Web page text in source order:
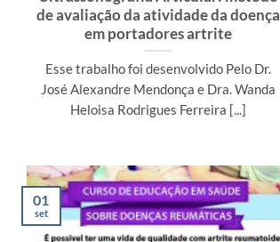
de avaliação da atividade da doença
em portadores artrite
Esse trabalho foi desenvolvido Pelo Dr.
José Alexandre Mendonça e Dra. Wanda
Heloisa Rodrigues Ferreira [...]
01
set